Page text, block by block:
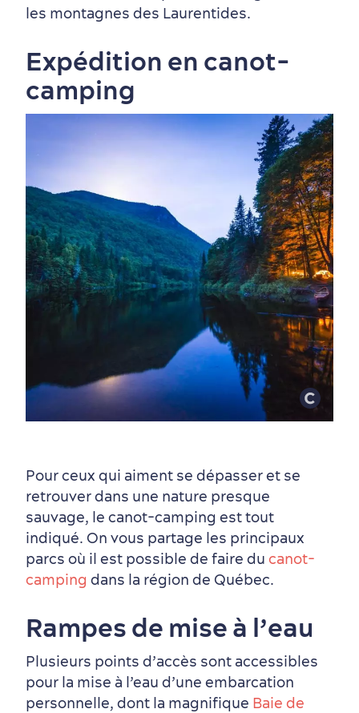
Magasinage
En famille
les montagnes des Laurentides.
Expédition en canot-
camping
Pour ceux qui aiment se dépasser et se
retrouver dans une nature presque
sauvage, le canot-camping est tout
indiqué. On vous partage les principaux
parcs où il est possible de faire du canot-
camping dans la région de Québec.
Rampes de mise à l’eau
Plusieurs points d’accès sont accessibles
pour la mise à l’eau d’une embarcation
personnelle, dont la magnifique Baie de